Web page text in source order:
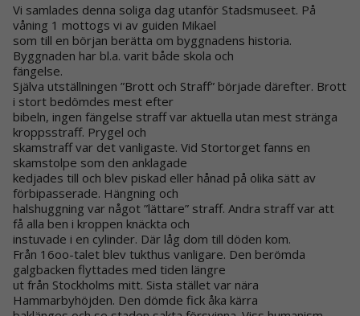
Vi samlades denna soliga dag utanför Stadsmuseet. På
våning 1 mottogs vi av guiden Mikael
som till en början berätta om byggnadens historia.
Byggnaden har bl.a. varit både skola och
fängelse.
Själva utställningen ”Brott och Straff” började därefter. Brott
i stort bedömdes mest efter
bibeln, ingen fängelse straff var aktuella utan mest stränga
kroppsstraff. Prygel och
skamstraff var det vanligaste. Vid Stortorget fanns en
skamstolpe som den anklagade
kedjades till och blev piskad eller hånad på olika sätt av
förbipasserade. Hängning och
halshuggning var något ”lättare” straff. Andra straff var att
få alla ben i kroppen knäckta och
instuvade i en cylinder. Där låg dom till döden kom.
Från 16oo-talet blev tukthus vanligare. Den berömda
galgbacken flyttades med tiden längre
ut från Stockholms mitt. Sista stället var nära
Hammarbyhöjden. Den dömde fick åka kärra